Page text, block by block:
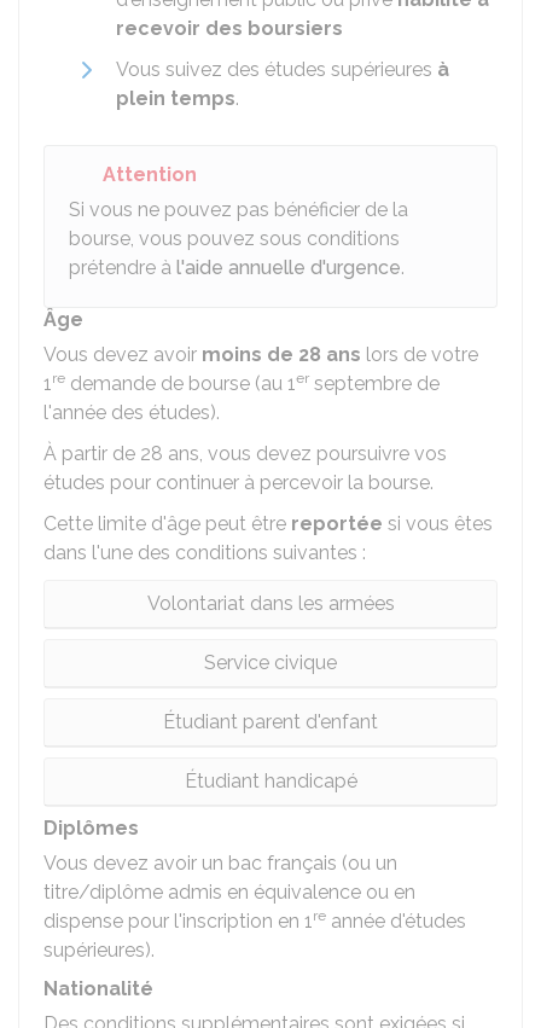
recevoir des boursiers
Vous suivez des études supérieures à
plein temps.
Attention
Si vous ne pouvez pas bénéficier de la
bourse, vous pouvez sous conditions
prétendre à l'aide annuelle d'urgence.
Âge
Vous devez avoir moins de 28 ans lors de votre
1re demande de bourse (au 1er septembre de
l'année des études).
À partir de 28 ans, vous devez poursuivre vos
études pour continuer à percevoir la bourse.
Cette limite d'âge peut être reportée si vous êtes
dans l'une des conditions suivantes :
Volontariat dans les armées
Service civique
Étudiant parent d'enfant
Étudiant handicapé
Diplômes
Vous devez avoir un bac français (ou un
titre/diplôme admis en équivalence ou en
dispense pour l'inscription en 1re année d'études
supérieures).
Nationalité